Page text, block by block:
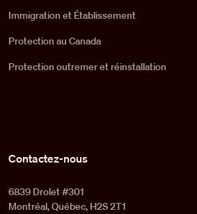
Immigration et Établissement
Protection au Canada
Protection outremer et réinstallation
Contactez-nous
6839 Drolet #301
Montréal, Québec, H2S 2T1